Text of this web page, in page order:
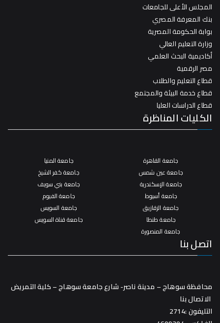
المجلس الأعلى للجامعات
بنك المعرفة المصري
بوابة الحكومة المصرية
وزارة التعليم العالي
أكاديمية البحث العلمي
مصر الرقمية
قطاع التعليم والطلاب
قطاع خدمة البيئة والمجتمع
قطاع الدراسات العليا
الكليات المناظرة
جامعة القاهرة
جامعة عين شمس
جامعة الإسكندرية
جامعة أسيوط
جامعة الزقازيق
جامعة طنطا
جامعة المنصورة
جامعة المنيا
جامعة كفر الشيخ
جامعة بني سويف
جامعة الفيوم
جامعة السويس
جامعة قناة السويس
اتصل بنا
محافظة سوهاج – مدينة ناصر- شارع جامعة سوهاج – كلية التمريض
الاتصال بنا
التليفون :2714